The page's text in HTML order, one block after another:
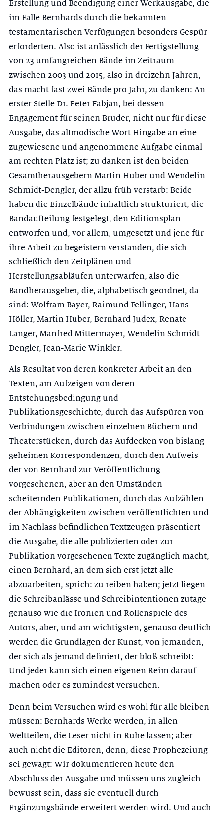
Erstellung und Beendigung einer Werkausgabe, die
im Falle Bernhards durch die bekannten
testamentarischen Verfügungen besonders Gespür
erforderten. Also ist anlässlich der Fertigstellung
von 23 umfangreichen Bände im Zeitraum
zwischen 2003 und 2015, also in dreizehn Jahren,
das macht fast zwei Bände pro Jahr, zu danken: An
erster Stelle Dr. Peter Fabjan, bei dessen
Engagement für seinen Bruder, nicht nur für diese
Ausgabe, das altmodische Wort Hingabe an eine
zugewiesene und angenommene Aufgabe einmal
am rechten Platz ist; zu danken ist den beiden
Gesamtherausgebern Martin Huber und Wendelin
Schmidt-Dengler, der allzu früh verstarb: Beide
haben die Einzelbände inhaltlich strukturiert, die
Bandaufteilung festgelegt, den Editionsplan
entworfen und, vor allem, umgesetzt und jene für
ihre Arbeit zu begeistern verstanden, die sich
schließlich den Zeitplänen und
Herstellungsabläufen unterwarfen, also die
Bandherausgeber, die, alphabetisch geordnet, da
sind: Wolfram Bayer, Raimund Fellinger, Hans
Höller, Martin Huber, Bernhard Judex, Renate
Langer, Manfred Mittermayer, Wendelin Schmidt-
Dengler, Jean-Marie Winkler.
Als Resultat von deren konkreter Arbeit an den
Texten, am Aufzeigen von deren
Entstehungsbedingung und
Publikationsgeschichte, durch das Aufspüren von
Verbindungen zwischen einzelnen Büchern und
Theaterstücken, durch das Aufdecken von bislang
geheimen Korrespondenzen, durch den Aufweis
der von Bernhard zur Veröffentlichung
vorgesehenen, aber an den Umständen
scheiternden Publikationen, durch das Aufzählen
der Abhängigkeiten zwischen veröffentlichten und
im Nachlass befindlichen Textzeugen präsentiert
die Ausgabe, die alle publizierten oder zur
Publikation vorgesehenen Texte zugänglich macht,
einen Bernhard, an dem sich erst jetzt alle
abzuarbeiten, sprich: zu reiben haben; jetzt liegen
die Schreibanlässe und Schreibintentionen zutage
genauso wie die Ironien und Rollenspiele des
Autors, aber, und am wichtigsten, genauso deutlich
werden die Grundlagen der Kunst, von jemanden,
der sich als jemand definiert, der bloß schreibt:
Und jeder kann sich einen eigenen Reim darauf
machen oder es zumindest versuchen.
Denn beim Versuchen wird es wohl für alle bleiben
müssen: Bernhards Werke werden, in allen
Weltteilen, die Leser nicht in Ruhe lassen; aber
auch nicht die Editoren, denn, diese Prophezeiung
sei gewagt: Wir dokumentieren heute den
Abschluss der Ausgabe und müssen uns zugleich
bewusst sein, dass sie eventuell durch
Ergänzungsbände erweitert werden wird. Und auch